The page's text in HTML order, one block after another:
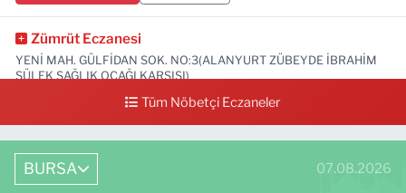
Zümrüt Eczanesi
YENİ MAH. GÜLFİDAN SOK. NO:3(ALANYURT ZÜBEYDE İBRAHİM
SÜLEK SAĞLIK OCAĞI KARŞISI)
0 (531) 239 44 04 Yol Tarifi Al
Tüm Nöbetçi Eczaneler
BURSA 07.08.2026